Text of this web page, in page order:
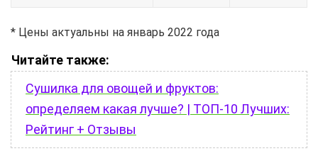
* Цены актуальны на январь 2022 года
Читайте также:
Сушилка для овощей и фруктов:
определяем какая лучше? | ТОП-10 Лучших:
Рейтинг + Отзывы